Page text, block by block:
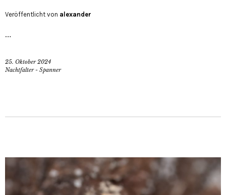
Veröffentlicht von alexander
…
25. Oktober 2024
Nachtfalter - Spanner